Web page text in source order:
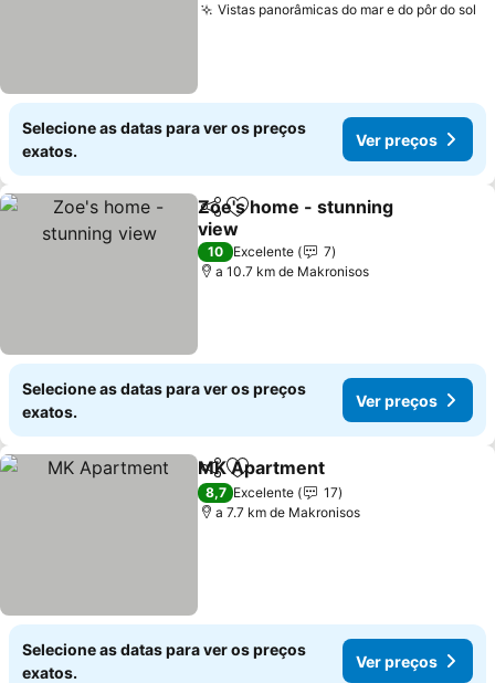
Vistas panorâmicas do mar e do pôr do sol
Selecione as datas para ver os preços
exatos.
Ver preços
PartilharAdicionar aos favoritos
Zoe's home - stunning
view
10 Excelente
7
a 10.7 km de Makronisos
Selecione as datas para ver os preços
exatos.
Ver preços
PartilharAdicionar aos favoritos
MK Apartment
8,7 Excelente
17
a 7.7 km de Makronisos
Selecione as datas para ver os preços
exatos.
Ver preços